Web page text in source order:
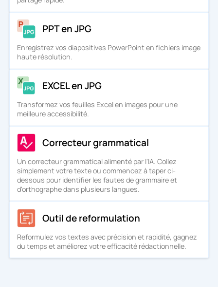
PPT en JPG
Enregistrez vos diapositives PowerPoint en fichiers image
haute résolution.
EXCEL en JPG
Transformez vos feuilles Excel en images pour une
meilleure accessibilité.
Correcteur grammatical
Un correcteur grammatical alimenté par l'IA. Collez
simplement votre texte ou commencez à taper ci-
dessous pour identifier les fautes de grammaire et
d'orthographe dans plusieurs langues.
Outil de reformulation
Reformulez vos textes avec précision et rapidité, gagnez
du temps et améliorez votre efficacité rédactionnelle.